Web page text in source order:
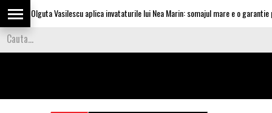
Olguta Vasilescu aplica invataturile lui Nea Marin: somajul mare e o garantie